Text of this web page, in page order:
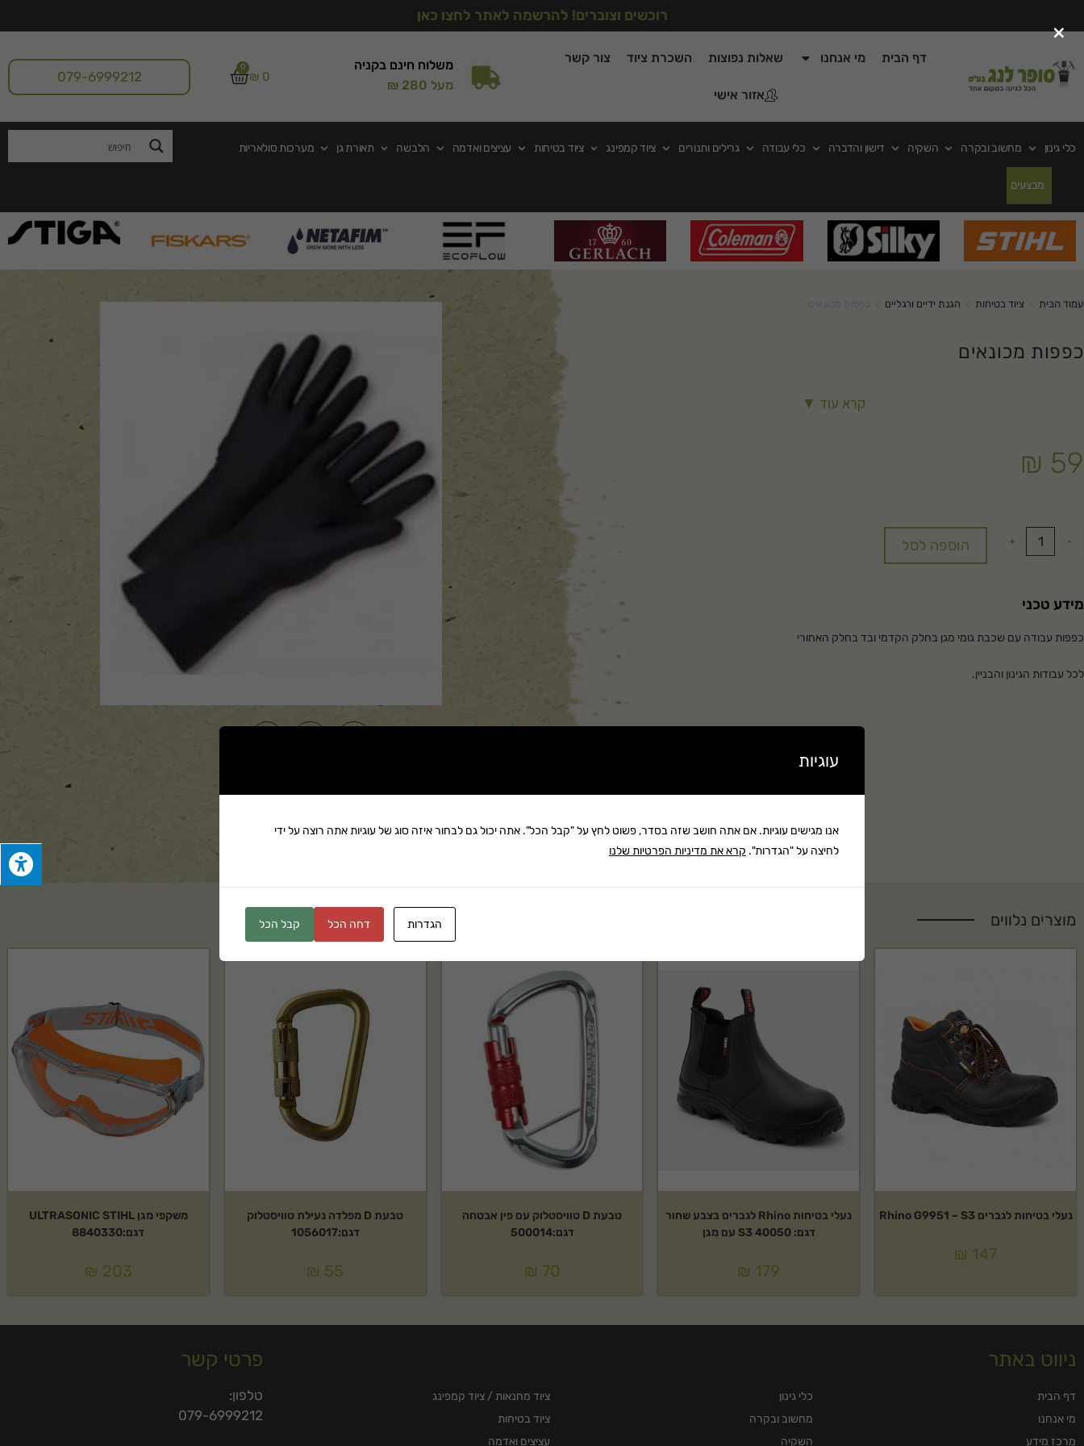
רוכשים וצוברים! להרשמה לאתר לחצו כאן
דף הבית מי אנחנו שאלות נפוצות השכרת ציוד צור קשר
אזור אישי
משלוח חינם בקניה
מעל 280 ₪
₪0
0
079-6999212
כלי גינון מחשוב ובקרה השקיה דישון והדברה כלי עבודה גרילים ותנורים ציוד קמפינג ציוד בטיחות עציצים ואדמה הלבשה תאורת גן מערכות סולאריות
מבצעים
עמוד הבית ציוד בטיחות הגנת ידיים ורגליים
כפפות מכונאים
קרא עוד ▼
₪ 59
-
+ הוספה לסל
מידע טכני
כפפות עבודה עם שכבת גומי מגן בחלק הקדמי ובד בחלק האחורי
לכל עבודות הגינון והבניין.
שתף:
זמן אספקה:עד 8 ימי עסקים
מוצרים נלווים
נעלי בטיחות לגברים Rhino G9951 – S3
₪ 147
נעלי בטיחות Rhino לגברים בצבע שחור
דגם: 40050 S3 עם מגן
₪ 179
טבעת D טוויסטלוק עם פין אבטחה
דגם:500014
₪ 70
טבעת D מפלדה נעילת טוויסטלוק
דגם:1056017
₪ 55
משקפי מגן ULTRASONIC STIHL
דגם:8840330
₪ 203
ניווט באתר
דף הבית
מי אנחנו
מרכז מידע
כלי גינון
מחשוב ובקרה
השקיה
ציוד מחנאות / ציוד קמפינג
ציוד בטיחות
עציצים ואדמה
פרטי קשר
טלפון:
079-6999212
×
עוגיות
אנו מגישים עוגיות. אם אתה חושב שזה בסדר, פשוט לחץ על "קבל הכל". אתה יכול גם לבחור איזה סוג של עוגיות אתה רוצה על ידי
לחיצה על "הגדרות". קרא את מדיניות הפרטיות שלנו
הגדרות דחה הכל קבל הכל